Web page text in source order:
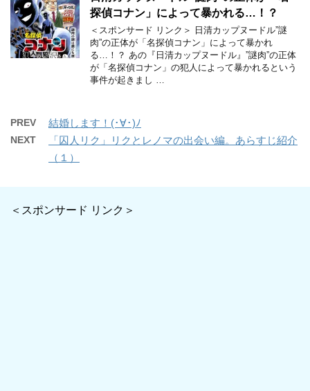
探偵コナン」によって暴かれる…！？
＜スポンサード リンク＞ 日清カップヌードル”謎
肉”の正体が「名探偵コナン」によって暴かれ
る…！？ あの『日清カップヌードル』”謎肉”の正体
が「名探偵コナン」の犯人によって暴かれるという
事件が起きまし …
PREV 結婚します！(･∀･)ﾉ
NEXT
「囚人リク」リクとレノマの出会い編。あらすじ紹介
（１）
＜スポンサード リンク＞